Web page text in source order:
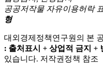
공공저작물 자유이용허락
형
대외경제정책연구원의 본
: 출처표시 + 상업적 금지 +
있습니다. 저작권정책 참조